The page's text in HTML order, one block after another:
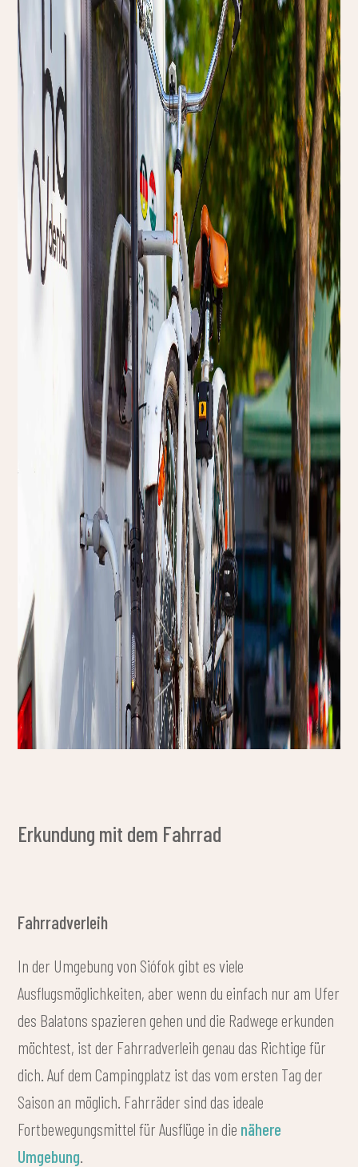
Erkundung mit dem Fahrrad
Fahrradverleih
In der Umgebung von Siófok gibt es viele
Ausflugsmöglichkeiten, aber wenn du einfach nur am Ufer
des Balatons spazieren gehen und die Radwege erkunden
möchtest, ist der Fahrradverleih genau das Richtige für
dich. Auf dem Campingplatz ist das vom ersten Tag der
Saison an möglich. Fahrräder sind das ideale
Fortbewegungsmittel für Ausflüge in die nähere
Umgebung